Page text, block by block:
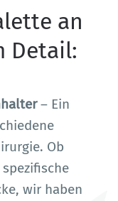
an
Detail:
– Ein
Ob
wir haben